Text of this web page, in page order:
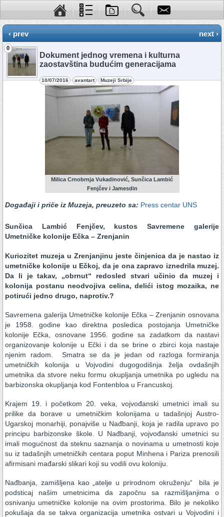
‹ prev next ›
0
Dokument jednog vremena i kulturna
zaostavština budućim generacijama
10/07/2016 avantart Muzeji Srbije
Milica Crnobrnja Vukadinović, Sunčica Lambić
Fenjčev i Jamesdin
Događaji i priče iz Muzeja, preuzeto sa: Press centar UNS
Sunčica Lambić Fenjčev, kustos Savremene galerije
Umetničke kolonije Ečka – Zrenjanin
Kuriozitet muzeja u Zrenjanjinu jeste činjenica da je nastao iz
umetničke kolonije u Ečkoj, da je ona zapravo iznedrila muzej.
Da li je takav, „obrnut“ redosled stvari učinio da muzej i
kolonija postanu neodvojiva celina, delići istog mozaika, ne
potirući jedno drugo, naprotiv.?
Savremena galerija Umetničke kolonije Ečka – Zrenjanin osnovana
je 1958. godine kao direktna posledica postojanja Umetničke
kolonije Ečka, osnovane 1956. godine sa zadatkom da nastavi
organizovanje kolonije u Ečki i da se brine o zbirci koja nastaje
njenim radom. Smatra se da je jedan od razloga formiranja
umetničkih kolonija u Vojvodini dugogodišnja želja ovdašnjih
umetnika da stvore neku formu okupljanja umetnika po ugledu na
barbizonska okupljanja kod Fontenbloa u Francuskoj.
Krajem 19. i početkom 20. veka, vojvođanski umetnici imali su
prilike da borave u umetničkim kolonijama u tadašnjoj Austro-
Ugarskoj monarhiji, ponajviše u Nađbanji, koja je radila upravo po
principu barbizonske škole. U Nađbanji, vojvođanski umetnici su
imali mogućnost da steknu saznanja o novinama u umetnosti koje
su iz tadašnjih umetničkih centara poput Minhena i Pariza prenosili
afirmisani mađarski slikari koji su vodili ovu koloniju.
Nađbanja, zamišljena kao „atelje u prirodnom okruženju“ bila je
podsticaj našim umetnicima da započnu sa razmišljanjima o
osnivanju umetničke kolonije na ovim prostorima. Bilo je nekoliko
pokušaja da se takva organizacija umetnika ostvari u Vojvodini i